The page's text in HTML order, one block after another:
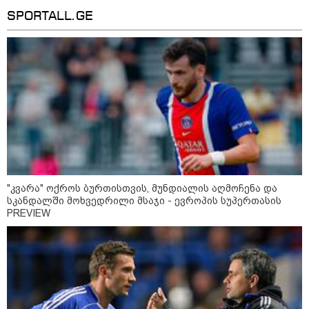
პოლიტიკა
SPORTALL.GE
"კვარა" ოქროს ბურთისთვის, მუნდიალის აღმოჩენა და
სკანდალში მოხვედრილი მსაჯი - ევროპის სუპერთასის
PREVIEW